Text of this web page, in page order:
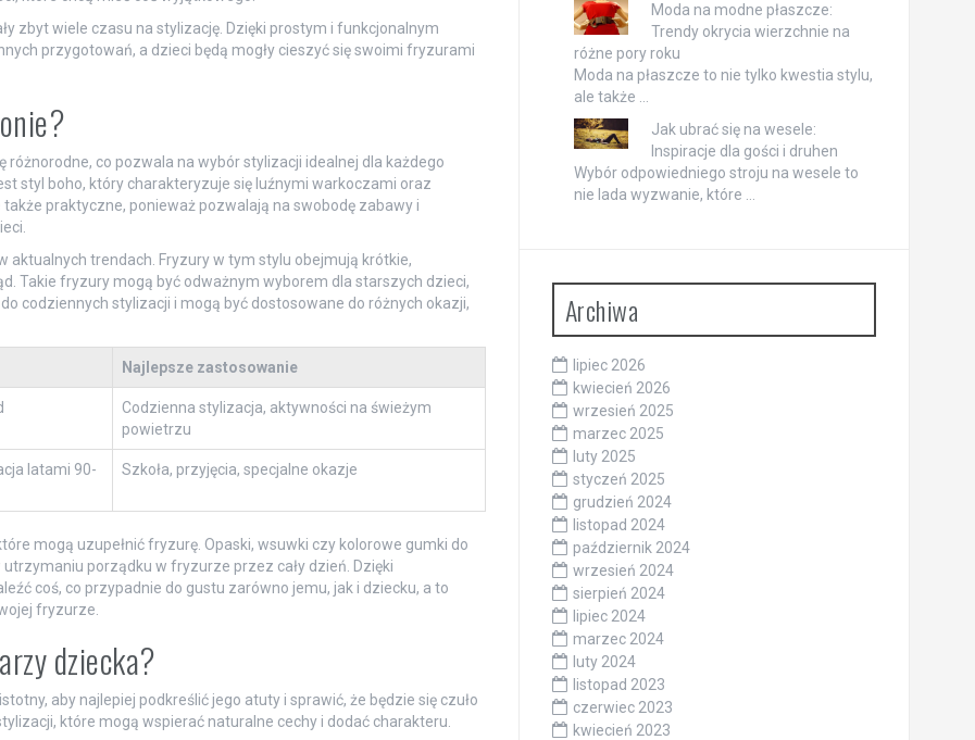
zbyt wiele czasu na stylizację. Dzięki prostym i funkcjonalnym
przygotowań, a dzieci będą mogły cieszyć się swoimi fryzurami
co pozwala na wybór stylizacji idealnej dla każdego
styl boho, który charakteryzuje się luźnymi warkoczami oraz
praktyczne, ponieważ pozwalają na swobodę zabawy i
aktualnych trendach. Fryzury w tym stylu obejmują krótkie,
Takie fryzury mogą być odważnym wyborem dla starszych dzieci,
codziennych stylizacji i mogą być dostosowane do różnych okazji,
Najlepsze zastosowanie
Codzienna stylizacja, aktywności na świeżym
powietrzu
latami 90-
Szkoła, przyjęcia, specjalne okazje
mogą uzupełnić fryzurę. Opaski, wsuwki czy kolorowe gumki do
porządku w fryzurze przez cały dzień. Dzięki
coś, co przypadnie do gustu zarówno jemu, jak i dziecku, a to
fryzurze.
dziecka?
aby najlepiej podkreślić jego atuty i sprawić, że będzie się czuło
które mogą wspierać naturalne cechy i dodać charakteru.
Moda na modne płaszcze:
Trendy okrycia wierzchnie na
różne pory roku
Moda na płaszcze to nie tylko kwestia stylu,
ale także …
Jak ubrać się na wesele:
Inspiracje dla gości i druhen
Wybór odpowiedniego stroju na wesele to
nie lada wyzwanie, które …
Archiwa
lipiec 2026
kwiecień 2026
wrzesień 2025
marzec 2025
luty 2025
styczeń 2025
grudzień 2024
listopad 2024
październik 2024
wrzesień 2024
sierpień 2024
lipiec 2024
marzec 2024
luty 2024
listopad 2023
czerwiec 2023
kwiecień 2023